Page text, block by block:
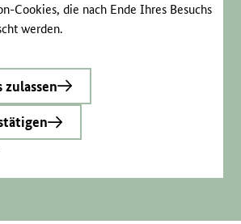
Cookies, die nach Ende Ihres Besuchs
werden.
zulassen